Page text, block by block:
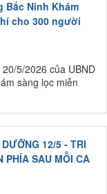
Bắc Ninh Khám
cho 300 người
5/2026 của UBND
sàng lọc miễn
12/5 - TRI
PHÍA SAU MỖI CA